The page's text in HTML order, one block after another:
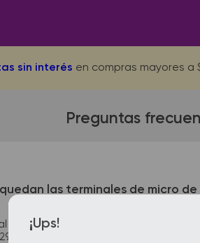
sin interés en compras mayores a
¡Ups!
Preguntas
las terminales de micro de
de ómnibus de Crespo queda
En las terminales de bus